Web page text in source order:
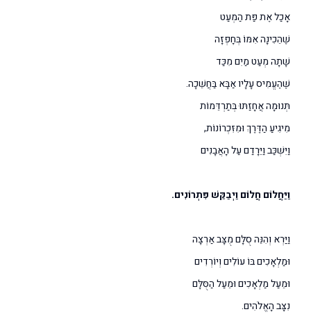
אָכַל אֶת פַּת הַמְעַט
שֶׁהֵכִינָה אִמּוֹ בְּחָפְזָה
שָׁתָה מְעַט מַיִם מִכַּד
שֶׁהֶעֱמִיס עָלָיו אַבָּא בַּחֲשֵׁכָה.
תְּנוּמָה אֲחָזַתּוּ בְּתַרְדֵּמוֹת
מִיגִיעַ הַדֶּרֶךְ וּמִזִּכְרוֹנוֹת,
וַיִּשְׁכַּב וַיֵּרָדַם עַל הָאֲבָנִים
וַיַּחֲלוֹם חֲלוֹם וַיְבַקֵּשׁ פִּתְרוֹנִים.
וַיַּרְא וְהִנֵּה סֻלָּם מֻצָּב אַרְצָה
וּמַלְאָכִים בּוֹ עוֹלִים וְיוֹרְדִים
וּמֵעַל מַלְאָכִים וּמֵעַל הַסֻּלָּם
נִצָּב הָאֱלֹהִים.